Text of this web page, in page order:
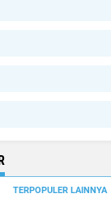
TERPOPULER LAINNYA